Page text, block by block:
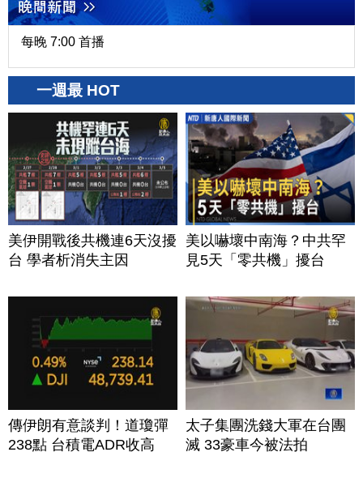
每晚 7:00 首播
一週最 HOT
美伊開戰後共機連6天沒擾
台 學者析消失主因
美以嚇壞中南海？中共罕
見5天「零共機」擾台
傳伊朗有意談判！道瓊彈
238點 台積電ADR收高
太子集團洗錢大軍在台團
滅 33豪車今被法拍